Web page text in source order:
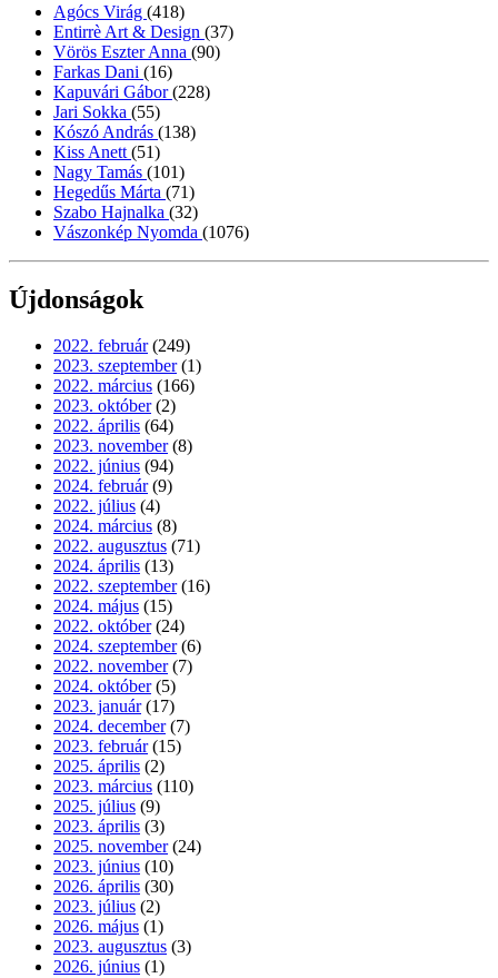
Agócs Virág (418)
Entirrè Art & Design (37)
Vörös Eszter Anna (90)
Farkas Dani (16)
Kapuvári Gábor(228)
Jari Sokka (55)
Kószó András (138)
Kiss Anett (51)
Nagy Tamás (101)
Hegedűs Márta (71)
Szabo Hajnalka (32)
Vászonkép Nyomda (1076)
Újdonságok
2022. február (249)
2023. szeptember (1)
2022. március (166)
2023. október (2)
2022. április (64)
2023. november (8)
2022. június (94)
2024. február (9)
2022. július (4)
2024. március (8)
2022. augusztus (71)
2024. április (13)
2022. szeptember (16)
2024. május (15)
2022. október (24)
2024. szeptember (6)
2022. november (7)
2024. október (5)
2023. január (17)
2024. december (7)
2023. február (15)
2025. április (2)
2023. március (110)
2025. július (9)
2023. április (3)
2025. november (24)
2023. június (10)
2026. április (30)
2023. július (2)
2026. május (1)
2023. augusztus (3)
2026. június (1)